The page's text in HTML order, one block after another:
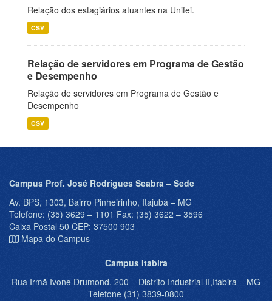
Relação dos estagiários atuantes na Unifei.
CSV
Relação de servidores em Programa de Gestão
e Desempenho
Relação de servidores em Programa de Gestão e
Desempenho
CSV
Campus Prof. José Rodrigues Seabra – Sede
Av. BPS, 1303, Bairro Pinheirinho, Itajubá – MG
Telefone: (35) 3629 – 1101 Fax: (35) 3622 – 3596
Caixa Postal 50 CEP: 37500 903
Mapa do Campus
Campus Itabira
Rua Irmã Ivone Drumond, 200 – Distrito Industrial II,Itabira – MG
Telefone (31) 3839-0800